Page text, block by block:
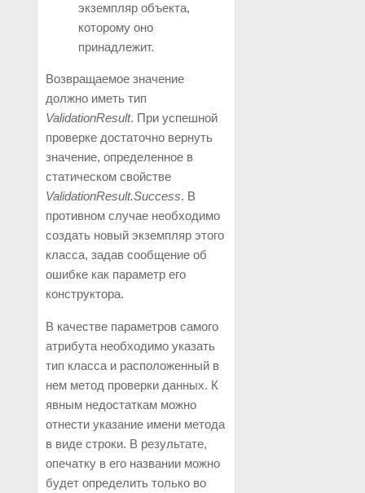
экземпляр объекта,
которому оно
принадлежит.
Возвращаемое значение
должно иметь тип
ValidationResult. При успешной
проверке достаточно вернуть
значение, определенное в
статическом свойстве
ValidationResult.Success. В
противном случае необходимо
создать новый экземпляр этого
класса, задав сообщение об
ошибке как параметр его
конструктора.
В качестве параметров самого
атрибута необходимо указать
тип класса и расположенный в
нем метод проверки данных. К
явным недостаткам можно
отнести указание имени метода
в виде строки. В результате,
опечатку в его названии можно
будет определить только во